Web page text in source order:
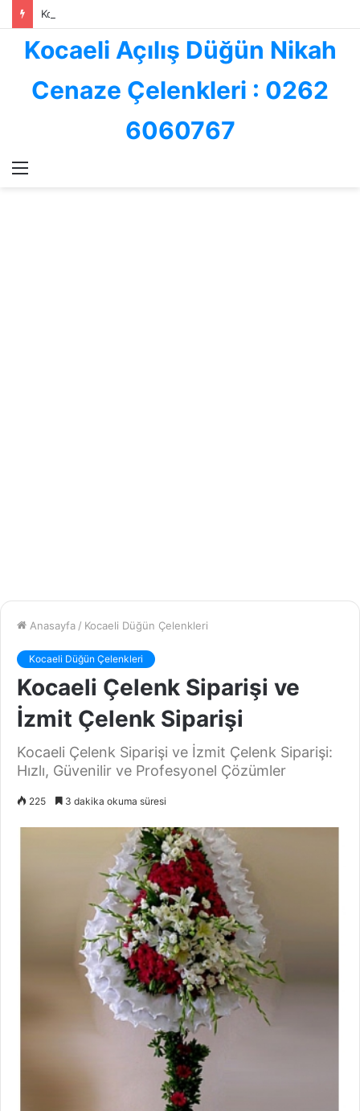
Kocaeli Açılış Düğün Nikah
Cenaze Çelenkleri : 0262
6060767
Anasayfa / Kocaeli Düğün Çelenkleri
Kocaeli Düğün Çelenkleri
Kocaeli Çelenk Siparişi ve
İzmit Çelenk Siparişi
Kocaeli Çelenk Siparişi ve İzmit Çelenk Siparişi:
Hızlı, Güvenilir ve Profesyonel Çözümler
225 3 dakika okuma süresi